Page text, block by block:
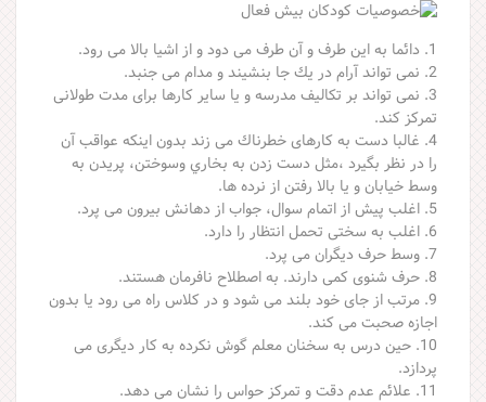
1. دائما به اين طرف و آن طرف می دود و از اشيا بالا می رود.
2. نمی تواند آرام در يك جا بنشيند و مدام می جنبد.
3. نمی تواند بر تكاليف مدرسه و يا ساير كارها برای مدت طولانی
تمركز كند.
4. غالبا دست به كارهای خطرناك می زند بدون اينكه عواقب آن
را در نظر بگيرد ،مثل دست زدن به بخاري وسوختن، پريدن به
وسط خيابان و يا بالا رفتن از نرده ها.
5. اغلب پيش از اتمام سوال، جواب از دهانش بيرون می پرد.
6. اغلب به سختی تحمل انتظار را دارد.
7. وسط حرف ديگران می پرد.
8. حرف شنوی كمی دارند. به اصطلاح نافرمان هستند.
9. مرتب از جای خود بلند می شود و در كلاس راه می رود يا بدون
اجازه صحبت می كند.
10. حين درس به سخنان معلم گوش نكرده به كار ديگری می
پردازد.
11. علائم عدم دقت و تمركز حواس را نشان می دهد.